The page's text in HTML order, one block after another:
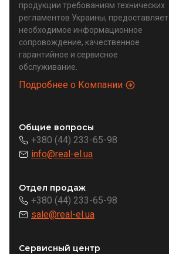
продукции требованиям технических
регламентов Украины, предоставляет
необходимое информационное
сопровождение, качественное
гарантийное и сервисное
обслуживание.
Подробнее о Компании
Общие вопросы
+380 (44) 233-65-98
info@real-el.ua
Отдел продаж
+380 (44) 233-65-98
sale@real-el.ua
Сервисный центр